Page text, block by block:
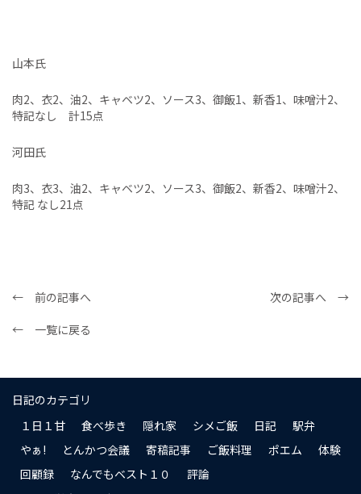
山本氏
肉2、衣2、油2、キャベツ2、ソース3、御飯1、新香1、味噌汁2、
特記なし 計15点
河田氏
肉3、衣3、油2、キャベツ2、ソース3、御飯2、新香2、味噌汁2、
特記 なし21点
← 前の記事へ
次の記事へ →
← 一覧に戻る
日記のカテゴリ
１日１甘
食べ歩き 隠れ家 シメご飯 日記
駅弁
やぁ!
とんかつ会議 寄稿記事 ご飯料理 ポエム
体験
回顧録
なんでもベスト１０
評論